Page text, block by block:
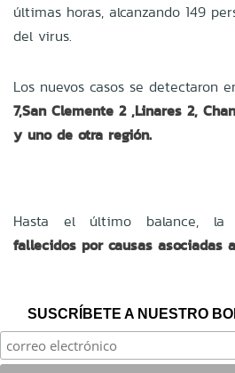
últimas horas, alcanzando 149
del virus.
Los nuevos casos se detectaron
7,San Clemente 2 ,Linares 2,
y uno de otra región.
Hasta el último balance, la
fallecidos por causas asociadas
SUSCRÍBETE A NUESTRO